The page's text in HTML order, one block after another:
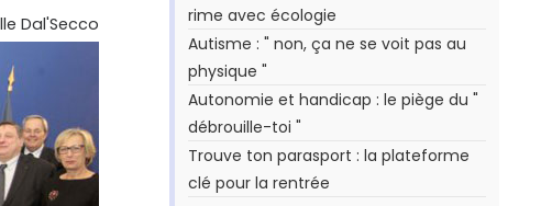
Dal'Secco
rime avec écologie
Autisme : " non, ça ne se voit pas au
physique "
Autonomie et handicap : le piège du "
débrouille-toi "
Trouve ton parasport : la plateforme
clé pour la rentrée